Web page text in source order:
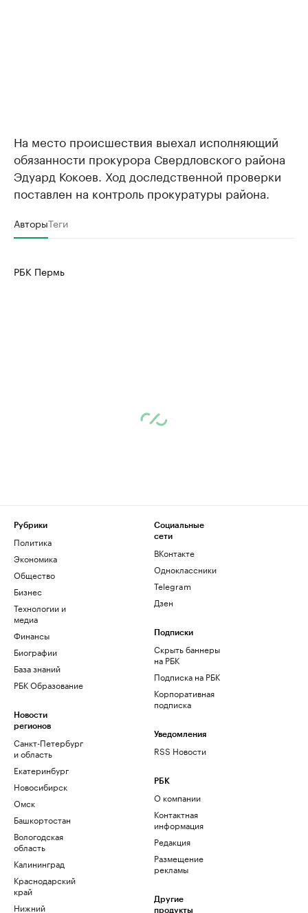
На место происшествия выехал исполняющий
обязанности прокурора Свердловского района
Эдуард Кокоев. Ход доследственной проверки
поставлен на контроль прокуратуры района.
АвторыТеги
РБК Пермь
Рубрики
Политика
Экономика
Общество
Бизнес
Технологии и
медиа
Финансы
Биографии
База знаний
РБК Образование
Новости
регионов
Санкт-Петербург
и область
Екатеринбург
Новосибирск
Омск
Башкортостан
Вологодская
область
Калининград
Краснодарский
край
Нижний
Социальные
сети
ВКонтакте
Одноклассники
Telegram
Дзен
Подписки
Скрыть баннеры
на РБК
Подписка на РБК
Корпоративная
подписка
Уведомления
RSS Новости
РБК
О компании
Контактная
информация
Редакция
Размещение
рекламы
Другие
продукты